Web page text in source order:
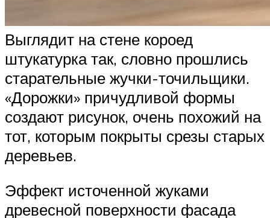
Выглядит на стене короед
штукатурка так, словно прошлись
старательные жучки-точильщики.
«Дорожки» причудливой формы
создают рисунок, очень похожий на
тот, которым покрыты срезы старых
деревьев.
Эффект источенной жуками
древесной поверхности фасада